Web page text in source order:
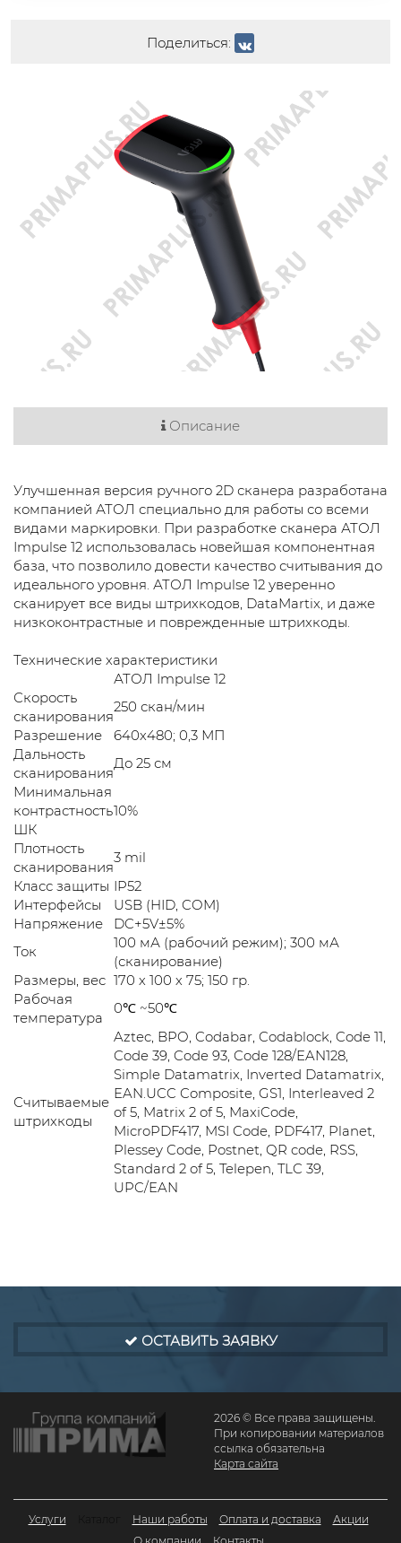
Поделиться:
Описание
Улучшенная версия ручного 2D сканера разработана
компанией АТОЛ специально для работы со всеми
видами маркировки. При разработке сканера АТОЛ
Impulse 12 использовалась новейшая компонентная
база, что позволило довести качество считывания до
идеального уровня. АТОЛ Impulse 12 уверенно
сканирует все виды штрихкодов, DataMartix, и даже
низкоконтрастные и поврежденные штрихкоды.
Технические характеристики
АТОЛ Impulse 12
Скорость
сканирования
250 скан/мин
Разрешение
640х480; 0,3 МП
Дальность
сканирования
До 25 см
Минимальная
контрастность
ШК
10%
Плотность
сканирования
3 mil
Класс защиты IP52
Интерфейсы
USB (HID, COM)
Напряжение
DC+5V±5%
Ток
100 мА (рабочий режим); 300 мА
(сканирование)
Размеры, вес 170 х 100 х 75; 150 гр.
Рабочая
температура
0℃ ~50℃
Считываемые
штрихкоды
Aztec, BPO, Codabar, Codablock, Code 11,
Code 39, Code 93, Code 128/EAN128,
Simple Datamatrix, Inverted Datamatrix,
EAN.UCC Composite, GS1, Interleaved 2
of 5, Matrix 2 of 5, MaxiCode,
MicroPDF417, MSI Code, PDF417, Planet,
Plessey Code, Postnet, QR code, RSS,
Standard 2 of 5, Telepen, TLC 39,
UPC/EAN
ОСТАВИТЬ ЗАЯВКУ
2026 © Все права защищены.
При копировании материалов
ссылка обязательна
Карта сайта
Услуги Наши работы Оплата и доставка
Акции